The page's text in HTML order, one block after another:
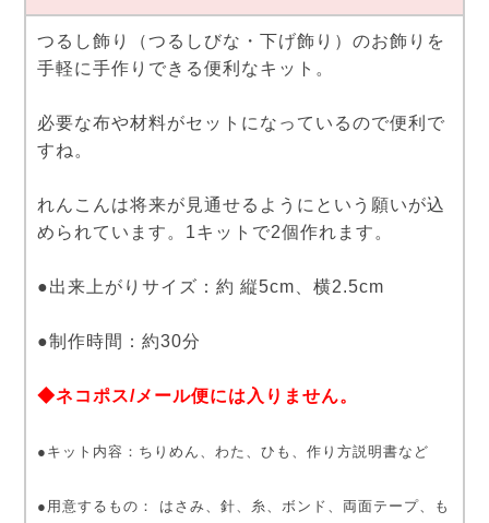
つるし飾り（つるしびな・下げ飾り）のお飾りを
手軽に手作りできる便利なキット。
必要な布や材料がセットになっているので便利で
すね。
れんこんは将来が見通せるようにという願いが込
められています。1キットで2個作れます。
●出来上がりサイズ：約 縦5cm、横2.5cm
●制作時間：約30分
◆ネコポス/メール便には入りません。
●キット内容：ちりめん、わた、ひも、作り方説明書など
●用意するもの： はさみ、針、糸、ボンド、両面テープ、も